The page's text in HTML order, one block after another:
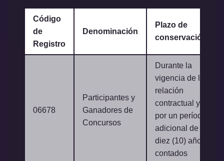
Código
de
Registro
Denominación
Plazo de
conservación
06678
Participantes y
Ganadores de
Concursos
Durante la
vigencia de la
relación
contractual y
por un período
adicional de
diez (10) años
contados